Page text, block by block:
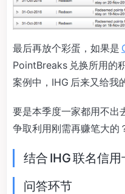
最后再放个彩蛋，如果是
PointBreaks 兑换所用的
案例中，IHG 后来又给我
要是本季度一家都用不出
争取利用刚需再赚笔大的
结合 IHG 联名信用
问答环节